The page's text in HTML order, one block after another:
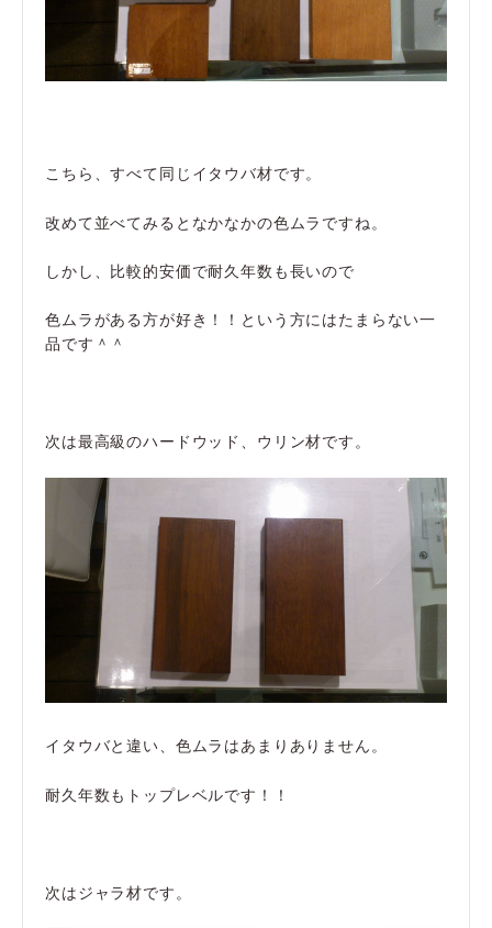
こちら、すべて同じイタウバ材です。
改めて並べてみるとなかなかの色ムラですね。
しかし、比較的安価で耐久年数も長いので
色ムラがある方が好き！！という方にはたまらない一
品です＾＾
次は最高級のハードウッド、ウリン材です。
イタウバと違い、色ムラはあまりありません。
耐久年数もトップレベルです！！
次はジャラ材です。